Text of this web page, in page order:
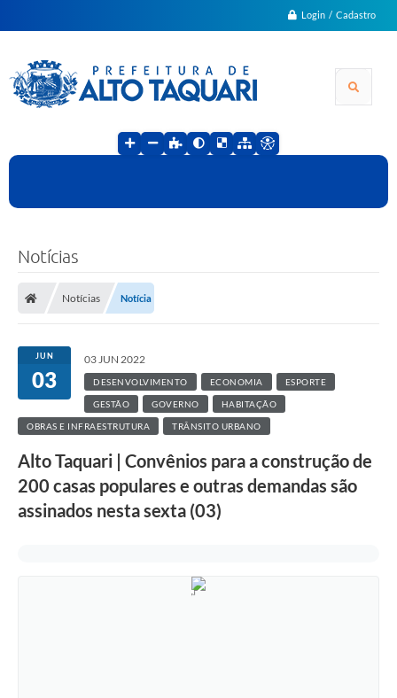
Login / Cadastro
Notícias
Notícias Notícia
JUN
03
03 JUN 2022
DESENVOLVIMENTO ECONOMIA ESPORTE
GESTÃO GOVERNO HABITAÇÃO
OBRAS E INFRAESTRUTURA TRÂNSITO URBANO
Alto Taquari | Convênios para a construção de
200 casas populares e outras demandas são
assinados nesta sexta (03)